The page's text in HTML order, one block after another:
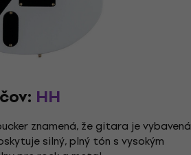
HH
znamená, že gitara je vybavená
silný, plný tón s vysokým